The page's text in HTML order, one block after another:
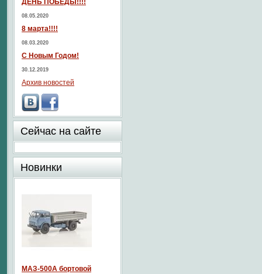
ДЕНЬ ПОБЕДЫ!!!!
08.05.2020
8 марта!!!!
08.03.2020
С Новым Годом!
30.12.2019
Архив новостей
Сейчас на сайте
Новинки
МАЗ-500А бортовой